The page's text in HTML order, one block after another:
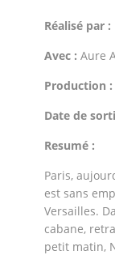
Réalisé par :
Avec : Aure
Production :
Date de
Resumé :
Paris,
est sans
Versailles.
cabane,
petit matin,